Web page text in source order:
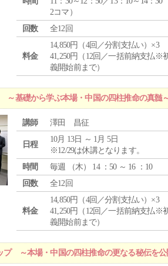
2コマ）
回数
全12回
料金
14,850円（4回／分割支払い）×3
41,250円（12回／一括前納支払※
義開始前まで）
～基礎から学ぶ本場・中国の四柱推命の真髄
講師 澤田 昌征
日程
10月 13日 ～ 1月 5日
※12/29は休講となります。
時間
毎週 （木） 14 ：50 ～ 16 ：10
回数
全12回
料金
14,850円（4回／分割支払い）×3
41,250円（12回／一括前納支払※
義開始前まで）
プ ～本場・中国の四柱推命の更なる秘伝を